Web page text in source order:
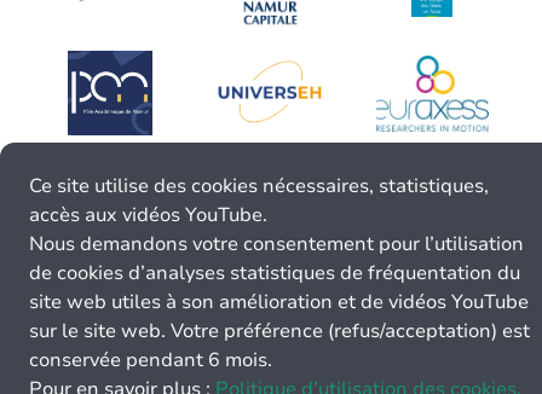
Ce site utilise des cookies nécessaires, statistiques,
accès aux vidéos YouTube.
Nous demandons votre consentement pour l’utilisation
de cookies d’analyses statistiques de fréquentation du
site web utiles à son amélioration et de vidéos YouTube
sur le site web. Votre préférence (refus/acceptation) est
conservée pendant 6 mois.